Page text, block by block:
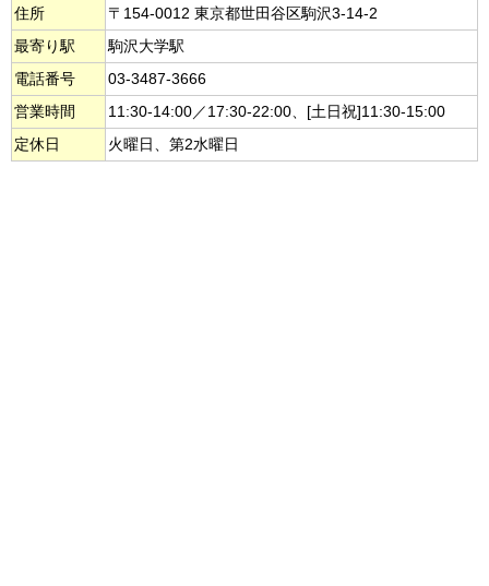
住所
〒154-0012 東京都世田谷区駒沢3-14-2
最寄り駅
駒沢大学駅
電話番号
03-3487-3666
営業時間
11:30-14:00／17:30-22:00、[土日祝]11:30-15:00
定休日
火曜日、第2水曜日